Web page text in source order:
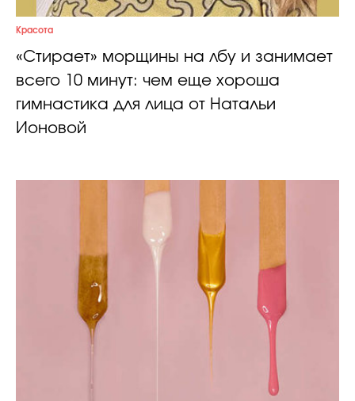
Красота
«Стирает» морщины на лбу и занимает
всего 10 минут: чем еще хороша
гимнастика для лица от Натальи
Ионовой